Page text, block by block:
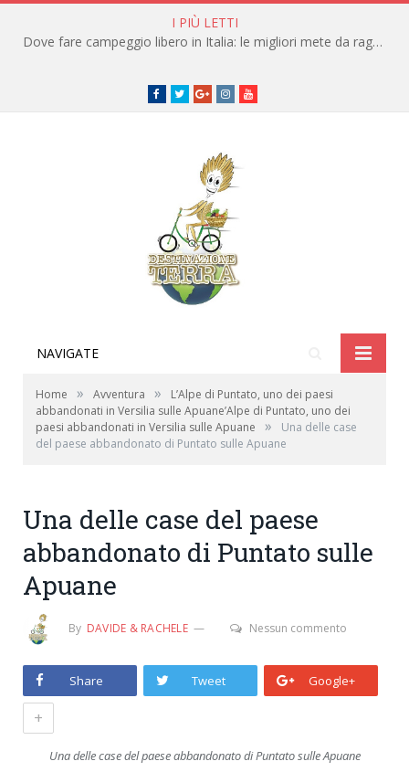
I PIÙ LETTI
Dove fare campeggio libero in Italia: le migliori mete da raggiungere in traghetto
Facebook
TwitterGoogle+instagramyoutube
NAVIGATE
Home » Avventura »
L’Alpe di Puntato, uno dei paesi
abbandonati in Versilia sulle Apuane’Alpe di Puntato, uno dei
paesi abbandonati in Versilia sulle Apuane
»
Una delle case
del paese abbandonato di Puntato sulle Apuane
Una delle case del paese
abbandonato di Puntato sulle
Apuane
By DAVIDE & RACHELE Nessun commento
Share Tweet Google+
+
Una delle case del paese abbandonato di Puntato sulle Apuane